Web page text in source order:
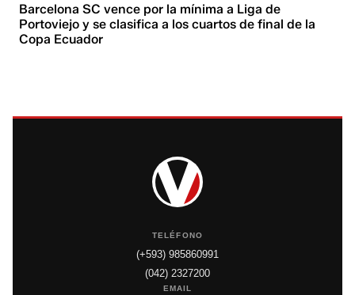
Barcelona SC vence por la mínima a Liga de
Portoviejo y se clasifica a los cuartos de final de la
Copa Ecuador
TELÉFONO
(+593) 985860991
(042) 2327200
EMAIL